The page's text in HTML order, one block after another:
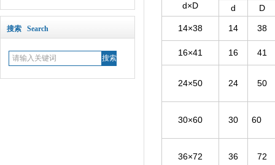
搜索 Search
d×D
d
D
14×38 14 38
16×41 16 41
24×50 24 50
30×60 30 60
36×72 36 72